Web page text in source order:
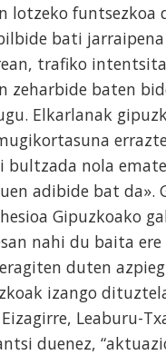
lotzeko funtsezkoa
bati
trafiko
zeharbide baten
Elkarlanak
bultzada nola
adibide bat da».
Gipuzkoako
nahi du baita
duten
izango
Eizagirre, Leaburu-
duenez,